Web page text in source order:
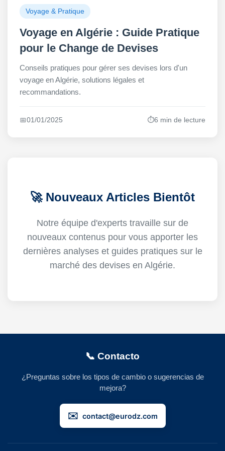
Voyage & Pratique
Voyage en Algérie : Guide Pratique
pour le Change de Devises
Conseils pratiques pour gérer ses devises lors d'un
voyage en Algérie, solutions légales et
recommandations.
📅01/01/2025 ⏱️6 min de lecture
🚀 Nouveaux Articles Bientôt
Notre équipe d'experts travaille sur de
nouveaux contenus pour vous apporter les
dernières analyses et guides pratiques sur le
marché des devises en Algérie.
📞 Contacto
¿Preguntas sobre los tipos de cambio o sugerencias de
mejora?
✉️ contact@eurodz.com